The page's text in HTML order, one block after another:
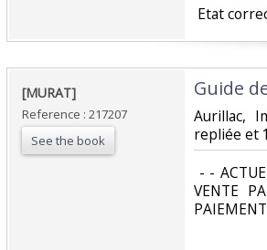
Etat
‎[MURAT] ‎
Reference : 217207
See the book
‎Guide
‎Aurillac,
repliée et
- -
VENTE